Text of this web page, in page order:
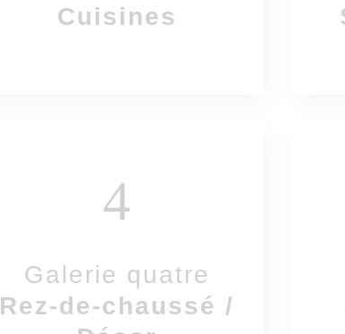
Cuisines
4
Galerie quatre
Rez-de-chaussé /